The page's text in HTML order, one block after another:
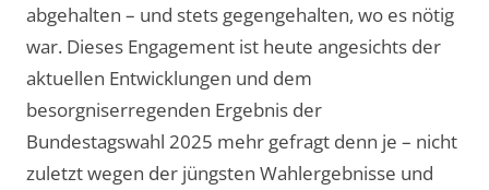
abgehalten – und stets gegengehalten, wo es nötig
war. Dieses Engagement ist heute angesichts der
aktuellen Entwicklungen und dem
besorgniserregenden Ergebnis der
Bundestagswahl 2025 mehr gefragt denn je – nicht
zuletzt wegen der jüngsten Wahlergebnisse und